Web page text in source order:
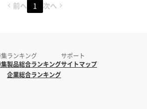
前へ 1 次へ
ランキング
製品総合ランキング
企業総合ランキング
サポート
サイトマップ